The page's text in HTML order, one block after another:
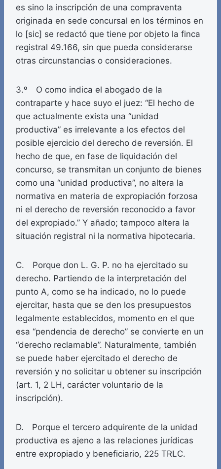
es sino la inscripción de una compraventa
originada en sede concursal en los términos en
lo [sic] se redactó que tiene por objeto la finca
registral 49.166, sin que pueda considerarse
otras circunstancias o consideraciones.
3.º O como indica el abogado de la
contraparte y hace suyo el juez: “El hecho de
que actualmente exista una “unidad
productiva” es irrelevante a los efectos del
posible ejercicio del derecho de reversión. El
hecho de que, en fase de liquidación del
concurso, se transmitan un conjunto de bienes
como una “unidad productiva”, no altera la
normativa en materia de expropiación forzosa
ni el derecho de reversión reconocido a favor
del expropiado.” Y añado; tampoco altera la
situación registral ni la normativa hipotecaria.
C. Porque don L. G. P. no ha ejercitado su
derecho. Partiendo de la interpretación del
punto A, como se ha indicado, no lo puede
ejercitar, hasta que se den los presupuestos
legalmente establecidos, momento en el que
esa “pendencia de derecho” se convierte en un
“derecho reclamable”. Naturalmente, también
se puede haber ejercitado el derecho de
reversión y no solicitar u obtener su inscripción
(art. 1, 2 LH, carácter voluntario de la
inscripción).
D. Porque el tercero adquirente de la unidad
productiva es ajeno a las relaciones jurídicas
entre expropiado y beneficiario, 225 TRLC.